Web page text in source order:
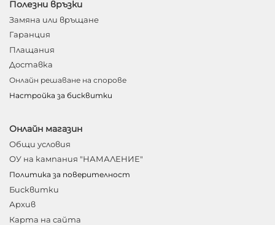
Полезни връзки
Замяна или връщане
Гаранция
Плащания
Доставка
Онлайн решаване на спорове
Настройка за бисквитки
Онлайн магазин
Общи условия
ОУ на кампания "НАМАЛЕНИЕ"
Политика за поверителност
Бисквитки
Архив
Карта на сайта